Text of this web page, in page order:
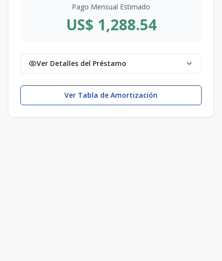
Pago Mensual Estimado
US$ 1,288.54
Ver Detalles del Préstamo
Ver Tabla de Amortización